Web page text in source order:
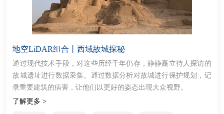
地空LiDAR组合丨西域故城探秘
通过现代技术手段，对这些历经千年仍存，静静矗立待人探访的
故城遗址进行数据采集。通过数据分析对故城进行保护规划，记
录重要建筑的病害，让他们以更好的姿态出现大众视野。
了解更多 >